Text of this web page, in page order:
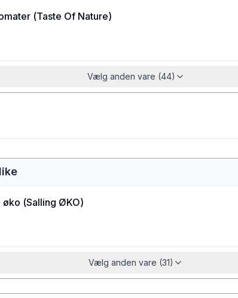
(Taste Of Nature)
Vælg anden vare (44)
(Salling ØKO)
Vælg anden vare (31)